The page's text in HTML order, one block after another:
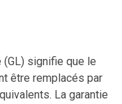
signifie que le
être remplacés par
La garantie